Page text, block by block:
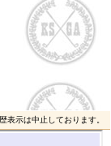
示は中止しております。